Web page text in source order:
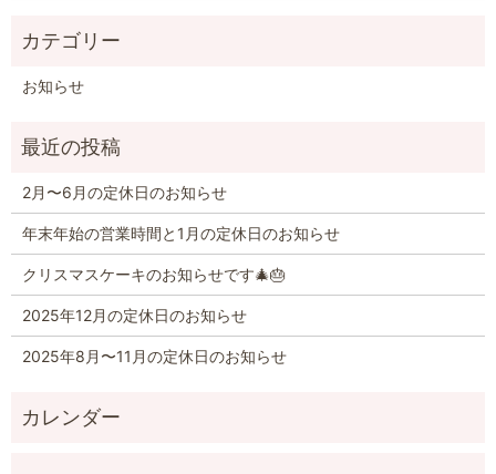
お知らせ
2月〜6月の定休日のお知らせ
年末年始の営業時間と1月の定休日のお知らせ
クリスマスケーキのお知らせです🎄🎂
2025年12月の定休日のお知らせ
2025年8月〜11月の定休日のお知らせ